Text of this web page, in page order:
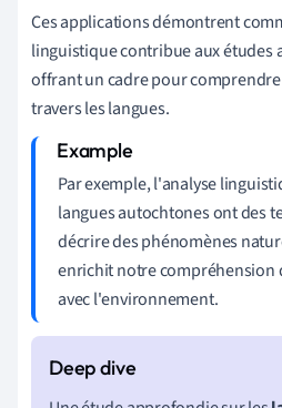
Ces applications démontrent
linguistique contribue aux études
offrant un cadre pour
travers les langues.
Par exemple, l'analyse
langues autochtones ont des
décrire des phénomènes
enrichit notre
avec l'environnement.